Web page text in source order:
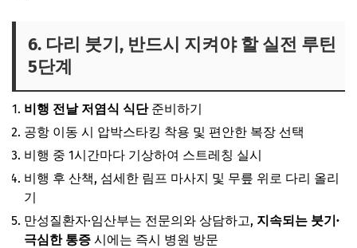
6. 다리 붓기, 반드시 지켜야 할 실전 루틴
5단계
비행 전날 저염식 식단준비하기
공항 이동 시 압박스타킹 착용 및 편안한 복장 선택
비행 중 1시간마다 기상하여 스트레칭 실시
비행 후 산책, 섬세한 림프 마사지 및 무릎 위로 다리 올리
기
만성질환자·임산부는 전문의와 상담하고, 지속되는 붓기·
극심한 통증 시에는 즉시 병원 방문